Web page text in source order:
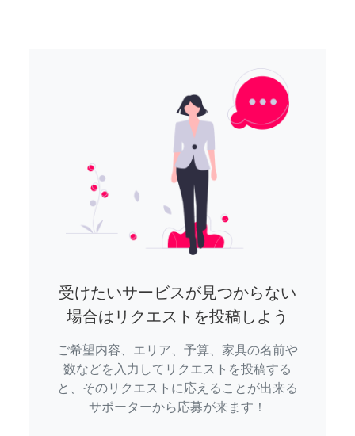
受けたいサービスが見つからない
場合はリクエストを投稿しよう
ご希望内容、エリア、予算、家具の名前や
数などを入力してリクエストを投稿する
と、そのリクエストに応えることが出来る
サポーターから応募が来ます！